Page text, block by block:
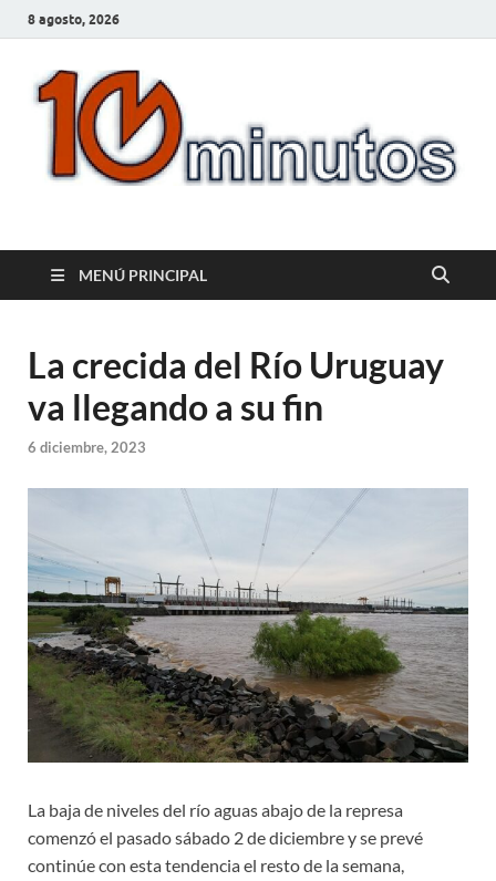
8 agosto, 2026
10minutos.com.uy
MENÚ PRINCIPAL
La crecida del Río Uruguay
va llegando a su fin
6 diciembre, 2023
La baja de niveles del río aguas abajo de la represa
comenzó el pasado sábado 2 de diciembre y se prevé
continúe con esta tendencia el resto de la semana,